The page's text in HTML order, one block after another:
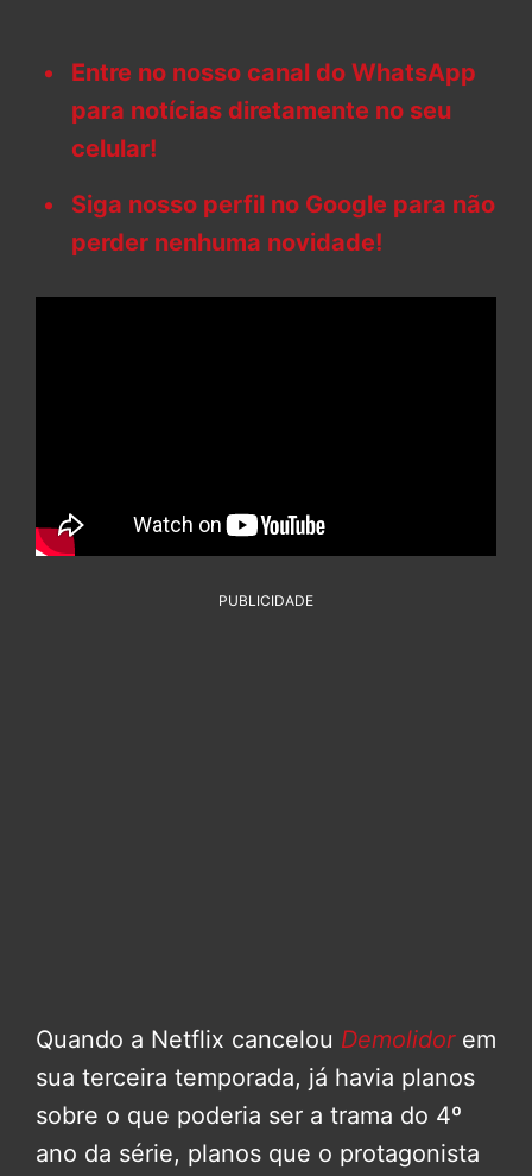
Entre no nosso canal do WhatsApp
para notícias diretamente no seu
celular!
Siga nosso perfil no Google para não
perder nenhuma novidade!
PUBLICIDADE
Quando a Netflix cancelou Demolidor em
sua terceira temporada, já havia planos
sobre o que poderia ser a trama do 4º
ano da série, planos que o protagonista